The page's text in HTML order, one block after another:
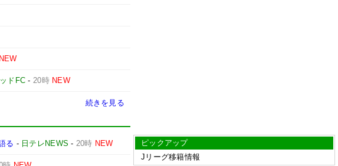
NEW
ドFC - 20時 NEW
続きを見る
る - 日テレNEWS - 20時 NEW
ピックアップ
Jリーグ移籍情報